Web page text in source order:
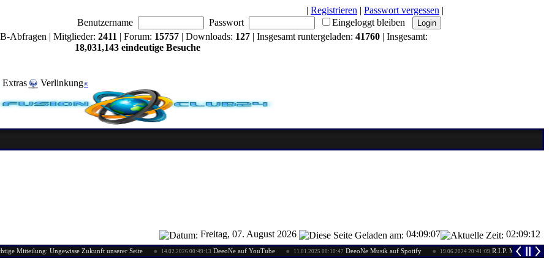
| Registrieren | Passwort vergessen |
Benutzername
Passwort
Eingeloggt bleiben
Abfragen | Mitglieder: 2411 | Forum: 15757 | Downloads: 127 | Insgesamt runtergeladen: 41760 | Insgesamt:
18,031,143 eindeutige Besuche
Extras Verlinkung©
Freitag, 07. August 2026 04:09:07 02:09:13
Ungewisse Zukunft unserer Seite 14.02.2026 00:49:13 DeeoNe auf YouTube 11.01.2025 00:10:47 DeeoNe Musik auf Spotify 19.06.2024 20:41:09 R.I.P. MaZzIMo24